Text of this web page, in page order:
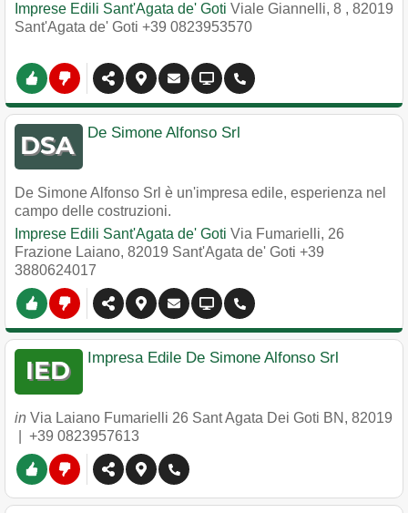
Imprese Edili Sant'Agata de' Goti Viale Giannelli, 8 , 82019
Sant'Agata de' Goti +39 0823953570
De Simone Alfonso Srl
De Simone Alfonso Srl è un'impresa edile, esperienza nel
campo delle costruzioni.
Imprese Edili Sant'Agata de' Goti Via Fumarielli, 26
Frazione Laiano, 82019 Sant'Agata de' Goti +39
3880624017
Impresa Edile De Simone Alfonso Srl
in Via Laiano Fumarielli 26 Sant Agata Dei Goti BN , 82019
+39 0823957613